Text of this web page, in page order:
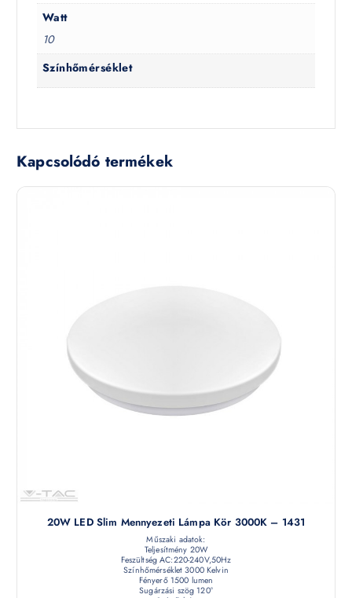
Watt
10
Színhőmérséklet
Kapcsolódó termékek
20W LED Slim Mennyezeti Lámpa Kör 3000K – 1431
Műszaki adatok:
Teljesítmény 20W
Feszültség AC:220-240V,50Hz
Színhőmérséklet 3000 Kelvin
Fényerő 1500 lumen
Sugárzási szög 120°